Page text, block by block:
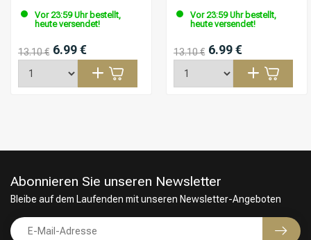
Vor 23:59 Uhr bestellt,
heute versendet!
13.10 € 6.99 €
Vor 23:59 Uhr bestellt,
heute versendet!
13.10 € 6.99 €
Abonnieren Sie unseren Newsletter
Bleibe auf dem Laufenden mit unseren Newsletter-Angeboten